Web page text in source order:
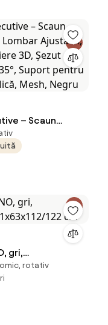
– Scaun
Ajustabil,
3D, Șezut
gri,
122 cm
rotativ